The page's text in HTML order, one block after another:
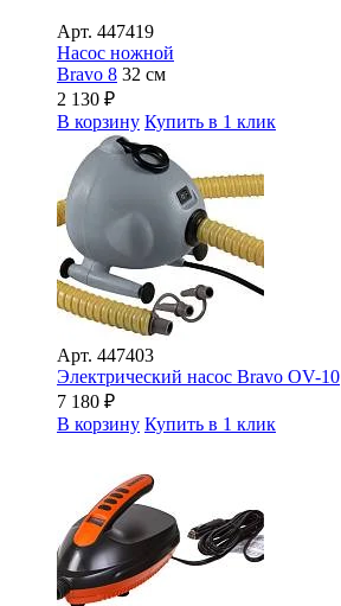
Арт. 447419
Насос ножной
Bravo 8 32 см
2 130 ₽
В корзину Купить в 1 клик
Арт. 447403
Электрический насос Bravo OV-10
7 180 ₽
В корзину Купить в 1 клик